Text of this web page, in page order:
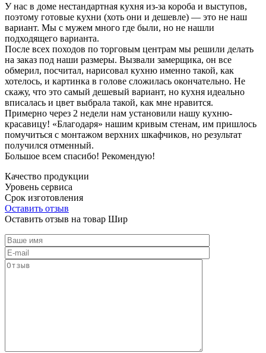
У нас в доме нестандартная кухня из-за короба и выступов,
поэтому готовые кухни (хоть они и дешевле) — это не наш
вариант. Мы с мужем много где были, но не нашли
подходящего варианта.
После всех походов по торговым центрам мы решили делать
на заказ под наши размеры. Вызвали замерщика, он все
обмерил, посчитал, нарисовал кухню именно такой, как
хотелось, и картинка в голове сложилась окончательно. Не
скажу, что это самый дешевый вариант, но кухня идеально
вписалась и цвет выбрала такой, как мне нравится.
Примерно через 2 недели нам установили нашу кухню-
красавицу! «Благодаря» нашим кривым стенам, им пришлось
помучиться с монтажом верхних шкафчиков, но результат
получился отменный.
Большое всем спасибо! Рекомендую!
Качество продукции
Уровень сервиса
Срок изготовления
Оставить отзыв
Оставить отзыв на товар Шир